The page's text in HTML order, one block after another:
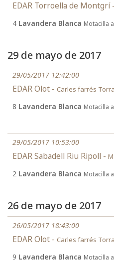
EDAR Torroella de Montgrí -
4 Lavandera Blanca Motacilla
29 de mayo de 2017
29/05/2017 12:42:00
EDAR Olot - Carles farrés
8 Lavandera Blanca Motacilla
29/05/2017 10:53:00
EDAR Sabadell Riu Ripoll -
2 Lavandera Blanca Motacilla
26 de mayo de 2017
26/05/2017 18:43:00
EDAR Olot - Carles farrés
9 Lavandera Blanca Motacilla